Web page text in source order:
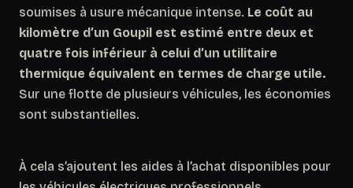
soumises à usure mécanique intense. Le coût au
kilomètre d’un Goupil est estimé entre deux et
quatre fois inférieur à celui d’un utilitaire
thermique équivalent en termes de charge utile.
Sur une flotte de plusieurs véhicules, les économies
sont substantielles.
À cela s’ajoutent les aides à l’achat disponibles pour